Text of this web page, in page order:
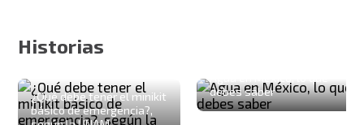
Historias
¿Qué debe tener el minikit
básico de emergencia?,
debes saber